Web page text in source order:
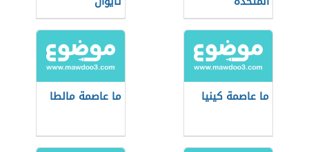
ما عاصمة كينيا ما عاصمة مالطا